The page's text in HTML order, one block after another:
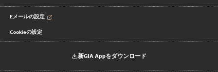
Eメールの設定
Cookieの設定
新GIA Appをダウンロード